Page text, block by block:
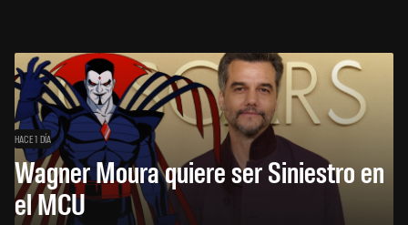
HACE 1 DÍA
Wagner Moura quiere ser Siniestro en
el MCU